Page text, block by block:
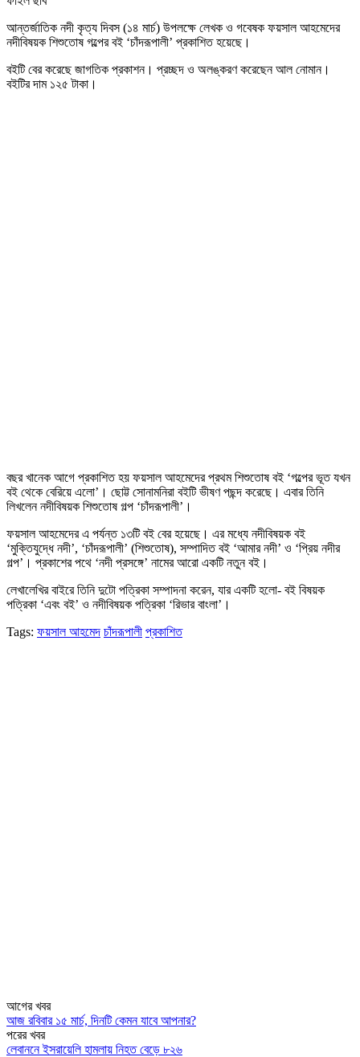
আন্তর্জাতিক নদী কৃত্য দিবস (১৪ মার্চ) উপলক্ষে লেখক ও গবেষক ফয়সাল আহমেদের
নদীবিষয়ক শিশুতোষ গল্পের বই ‘চাঁদরূপালী’ প্রকাশিত হয়েছে।
বইটি বের করেছে জাগতিক প্রকাশন। প্রচ্ছদ ও অলঙ্করণ করেছেন আল নোমান।
বইটির দাম ১২৫ টাকা।
বছর খানেক আগে প্রকাশিত হয় ফয়সাল আহমেদের প্রথম শিশুতোষ বই ‘গল্পের ভূত যখন
বই থেকে বেরিয়ে এলো’। ছোট্ট সোনামনিরা বইটি ভীষণ পছন্দ করেছে। এবার তিনি
লিখলেন নদীবিষয়ক শিশুতোষ গল্প ‘চাঁদরূপালী’।
ফয়সাল আহমেদের এ পর্যন্ত ১৩টি বই বের হয়েছে। এর মধ্যে নদীবিষয়ক বই
‘মুক্তিযুদ্ধে নদী’, ‘চাঁদরূপালী’ (শিশুতোষ), সম্পাদিত বই ‘আমার নদী’ ও ‘প্রিয় নদীর
গল্প’। প্রকাশের পথে ‘নদী প্রসঙ্গে’ নামের আরো একটি নতুন বই।
লেখালেখির বাইরে তিনি দুটো পত্রিকা সম্পাদনা করেন, যার একটি হলো- বই বিষয়ক
পত্রিকা ‘এবং বই’ ও নদীবিষয়ক পত্রিকা ‘রিভার বাংলা’।
Tags: ফয়সাল আহমেদ চাঁদরূপালী প্রকাশিত
আগের খবর
আজ রবিবার ১৫ মার্চ, দিনটি কেমন যাবে আপনার?
পরের খবর
লেবাননে ইসরায়েলি হামলায় নিহত বেড়ে ৮২৬